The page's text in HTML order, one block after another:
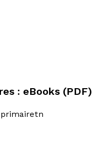
: eBooks (PDF)
primairetn